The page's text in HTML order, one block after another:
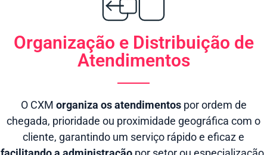
Organização e Distribuição de
Atendimentos
O CXM organiza os atendimentospor ordem de
chegada, prioridade ou proximidade geográfica com o
cliente, garantindo um serviço rápido e eficaz e